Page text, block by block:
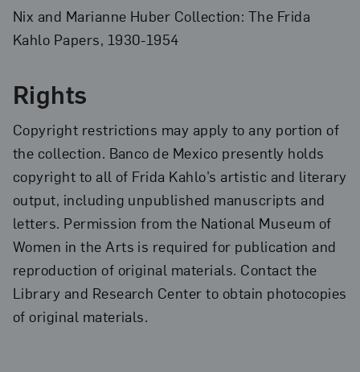
Nix and Marianne Huber Collection: The Frida
Kahlo Papers, 1930-1954
Rights
Copyright restrictions may apply to any portion of
the collection. Banco de Mexico presently holds
copyright to all of Frida Kahlo’s artistic and literary
output, including unpublished manuscripts and
letters. Permission from the National Museum of
Women in the Arts is required for publication and
reproduction of original materials. Contact the
Library and Research Center to obtain photocopies
of original materials.